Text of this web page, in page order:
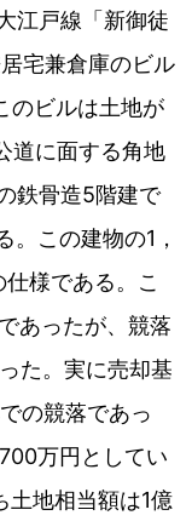
江戸線「新御徒
宅兼倉庫のビル
のビルは土地が
道に面する角地
鉄骨造5階建で
この建物の1，
様である。こ
あったが、競落
た。実に売却基
の競落であっ
万円としてい
土地相当額は1億